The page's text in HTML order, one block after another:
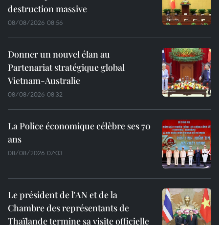
destruction massive
08/08/2026 08:56
Donner un nouvel élan au
Partenariat stratégique global
Vietnam-Australie
08/08/2026 08:32
La Police économique célèbre ses 70
ans
08/08/2026 07:03
Le président de l'AN et de la
Chambre des représentants de
Thaïlande termine sa visite officielle